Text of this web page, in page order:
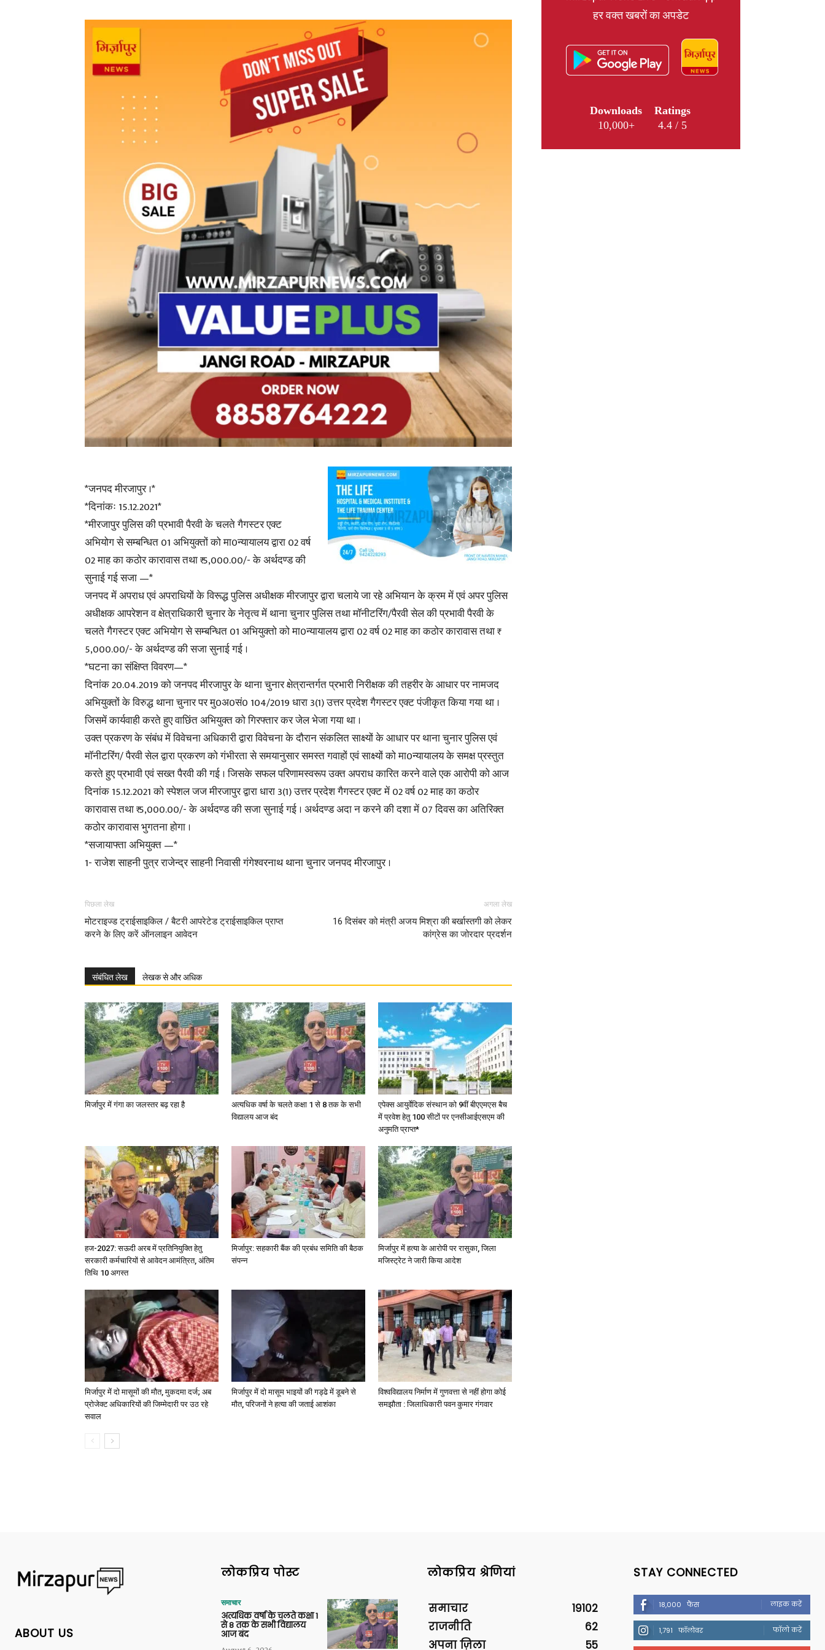
News
in
Hindi,
Today
Hindi
News
Paper
*जनपद मीरजापुर ।*
*दिनांकः 15.12.2021*
*मीरजापुर पुलिस की प्रभावी पैरवी के चलते गैगस्टर एक्ट
अभियोग से सम्बन्धित 01 अभियुक्तों को मा0न्यायालय द्वारा 02 वर्ष
02 माह का कठोर कारावास तथा ₹ 5,000.00/- के अर्थदण्ड की
सुनाई गई सजा —*
जनपद में अपराध एवं अपराधियों के विरूद्ध पुलिस अधीक्षक मीरजापुर द्वारा चलाये जा रहे अभियान के क्रम में एवं अपर पुलिस
अधीक्षक आपरेशन व क्षेत्राधिकारी चुनार के नेतृत्व में थाना चुनार पुलिस तथा मॉनीटरिंग/पैरवी सेल की प्रभावी पैरवी के
चलते गैगस्टर एक्ट अभियोग से सम्बन्धित 01 अभियुक्तो को मा0न्यायालय द्वारा 02 वर्ष 02 माह का कठोर कारावास तथा ₹
5,000.00/- के अर्थदण्ड की सजा सुनाई गई ।
*घटना का संक्षिप्त विवरण—*
दिनांक 20.04.2019 को जनपद मीरजापुर के थाना चुनार क्षेत्रान्तर्गत प्रभारी निरीक्षक की तहरीर के आधार पर नामजद
अभियुक्तों के विरुद्ध थाना चुनार पर मु0अ0सं0 104/2019 धारा 3(1) उत्तर प्रदेश गैगस्टर एक्ट पंजीकृत किया गया था ।
जिसमें कार्यवाही करते हुए वाछिंत अभियुक्त को गिरफ्तार कर जेल भेजा गया था ।
उक्त प्रकरण के संबंध में विवेचना अधिकारी द्वारा विवेचना के दौरान संकलित साक्ष्यों के आधार पर थाना चुनार पुलिस एवं
मॉनीटरिंग/ पैरवी सेल द्वारा प्रकरण को गंभीरता से समयानुसार समस्त गवाहों एवं साक्ष्यों को मा0न्यायालय के समक्ष प्रस्तुत
करते हुए प्रभावी एवं सख्त पैरवी की गई । जिसके सफल परिणामस्वरूप उक्त अपराध कारित करने वाले एक आरोपी को आज
दिनांक 15.12.2021 को स्पेशल जज मीरजापुर द्वारा धारा 3(1) उत्तर प्रदेश गैगस्टर एक्ट में 02 वर्ष 02 माह का कठोर
कारावास तथा ₹ 5,000.00/- के अर्थदण्ड की सजा सुनाई गई । अर्थदण्ड अदा न करने की दशा में 07 दिवस का अतिरिक्त
कठोर कारावास भुगतना होगा ।
*सजायाफ्ता अभियुक्त —*
1- राजेश साहनी पुत्र राजेन्द्र साहनी निवासी गंगेश्वरनाथ थाना चुनार जनपद मीरजापुर ।
पिछला लेख
मोटराइज्ड ट्राईसाइकिल / बैटरी आपरेटेड ट्राईसाइकिल प्राप्त
करने के लिए करें ऑनलाइन आवेदन
अगला लेख
16 दिसंबर को मंत्री अजय मिश्रा की बर्खास्तगी को लेकर
कांग्रेस का जोरदार प्रदर्शन
संबंधित लेख लेखक से और अधिक
मिर्जापुर में गंगा का जलस्तर बढ़ रहा है
अत्यधिक वर्षा के चलते कक्षा 1 से 8 तक के सभी
विद्यालय आज बंद
एपेक्स आयुर्वेदिक संस्थान को 9वीं बीएएमएस बैच
में प्रवेश हेतु 100 सीटों पर एनसीआईएसएम की
अनुमति प्राप्त*
हज-2027: सऊदी अरब में प्रतिनियुक्ति हेतु
सरकारी कर्मचारियों से आवेदन आमंत्रित, अंतिम
तिथि 10 अगस्त
मिर्जापुर: सहकारी बैंक की प्रबंध समिति की बैठक
संपन्न
मिर्जापुर में हत्या के आरोपी पर रासुका, जिला
मजिस्ट्रेट ने जारी किया आदेश
मिर्जापुर में दो मासूमों की मौत, मुकदमा दर्ज; अब
प्रोजेक्ट अधिकारियों की जिम्मेदारी पर उठ रहे
सवाल
मिर्जापुर में दो मासूम भाइयों की गड्ढे में डूबने से
मौत, परिजनों ने हत्या की जताई आशंका
विश्वविद्यालय निर्माण में गुणवत्ता से नहीं होगा कोई
समझौता : जिलाधिकारी पवन कुमार गंगवार
हर वक्त खबरों का अपडेट
Downloads
10,000+
Ratings
4.4 / 5
ABOUT US
लोकप्रिय पोस्ट
समाचार
अत्यधिक वर्षा के चलते कक्षा 1
से 8 तक के सभी विद्यालय
आज बंद
लोकप्रिय श्रेणियां
समाचार
19102
राजनीति
62
अपना ज़िला
55
STAY CONNECTED
18,000 फैंस लाइक करें
1,791 फॉलोवर फॉलो करें